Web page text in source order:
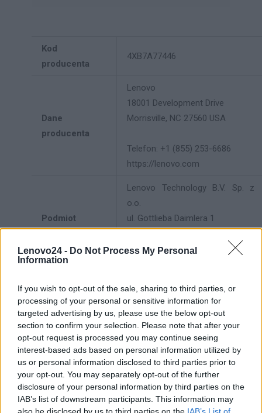
Lenovo24 - Do Not Process My Personal
Information
If you wish to opt-out of the sale, sharing to third parties, or
processing of your personal or sensitive information for
targeted advertising by us, please use the below opt-out
section to confirm your selection. Please note that after your
opt-out request is processed you may continue seeing
interest-based ads based on personal information utilized by
us or personal information disclosed to third parties prior to
your opt-out. You may separately opt-out of the further
disclosure of your personal information by third parties on the
IAB’s list of downstream participants. This information may
Kod
producenta
4XB7A77446
Dane
producenta
Lenovo
18001 Development Drive
Morrisville, NC 27560 USA
Telefon: +1 (855) 253-6686
https://lenovo.com
Podmiot
Lenovo Technology B.V. Sp. z
o.o.
ul. Gottlieba Daimlera 1
info_pl@lenovo.com
Pomoc
techniczna
https://support.lenovo.com/pl/pl/
ZAPYTAJ O PRODUKT